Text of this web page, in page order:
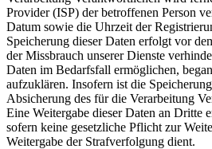
Provider (ISP) der betroffenen Person
Datum sowie die Uhrzeit der
Speicherung dieser Daten erfolgt vor
der Missbrauch unserer Dienste
Daten im Bedarfsfall ermöglichen,
aufzuklären. Insofern ist die
Absicherung des für die Verarbeitung
Eine Weitergabe dieser Daten an Dritte
sofern keine gesetzliche Pflicht zur
Weitergabe der Strafverfolgung dient.